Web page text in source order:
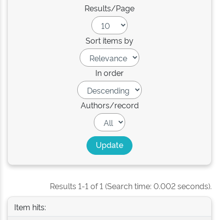
Results/Page
Sort items by
In order
Authors/record
Results 1-1 of 1 (Search time: 0.002 seconds).
Item hits: